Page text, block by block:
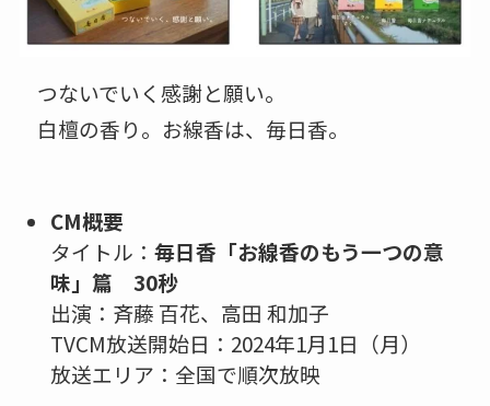
つないでいく感謝と願い。
白檀の香り。お線香は、毎日香。
CM概要
タイトル：毎日香「お線香のもう一つの意
味」篇 30秒
出演：斉藤 百花、高田 和加子
TVCM放送開始日：2024年1月1日（月）
放送エリア：全国で順次放映